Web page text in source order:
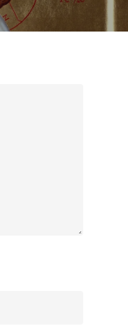
Reconnaissance
Prière